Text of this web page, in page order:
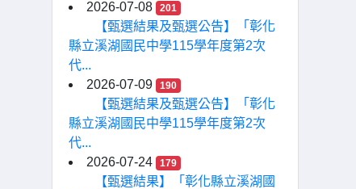
2026-07-08
201
【甄選結果及甄選公告】「彰化
縣立溪湖國民中學115學年度第2次
代...
2026-07-09
190
【甄選結果及甄選公告】「彰化
縣立溪湖國民中學115學年度第2次
代...
2026-07-24
179
【甄選結果】「彰化縣立溪湖國